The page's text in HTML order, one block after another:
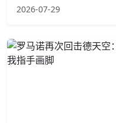
2026-07-29